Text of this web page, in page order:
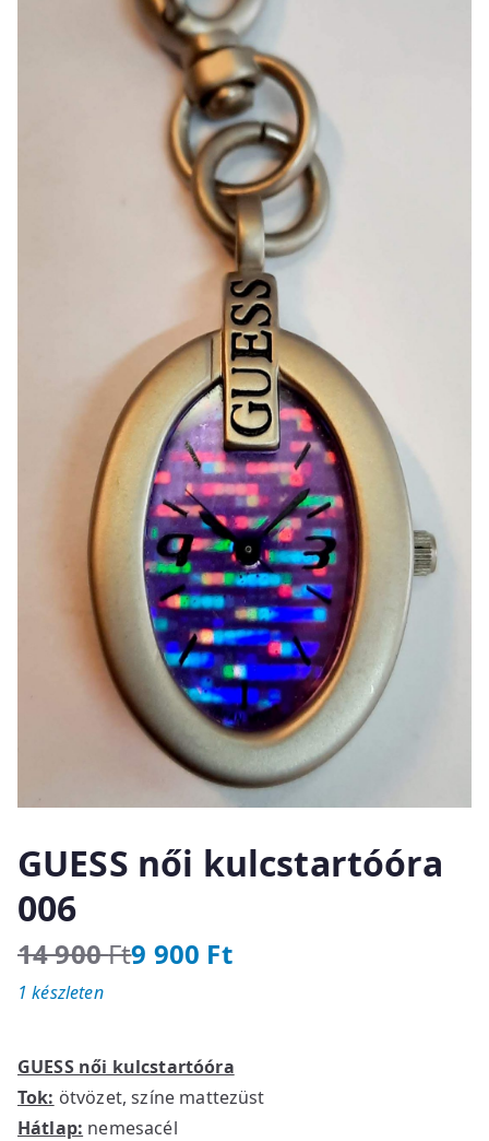
GUESS női kulcstartóóra
006
14 900Ft
O
r
i
n
a
9 900 Ft
C
u
e
n
t
GUESS női kulcstartóóra
Tok: ötvözet, színe mattezüst
Hátlap: nemesacél
1 készleten